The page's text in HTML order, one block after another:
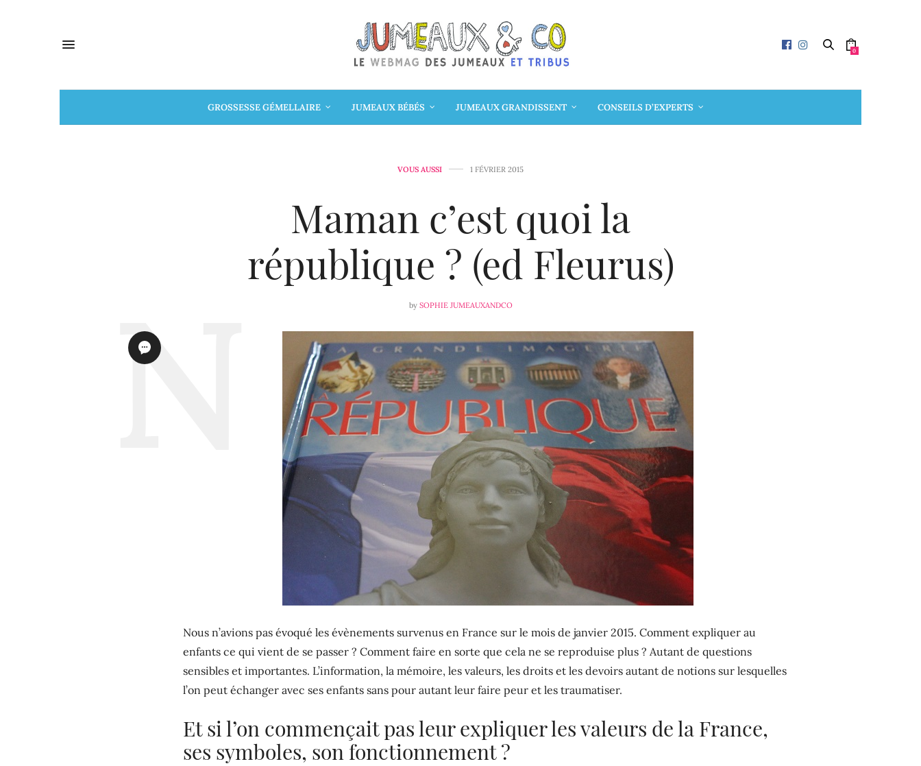
0
GROSSESSE GÉMELLAIRE JUMEAUX BÉBÉS JUMEAUX GRANDISSENT CONSEILS D’EXPERTS
VOUS AUSSI 1 FÉVRIER 2015
Maman c’est quoi la
république ? (ed Fleurus)
by SOPHIE JUMEAUXANDCO
Nous n’avions pas évoqué les évènements survenus en France sur le mois de janvier 2015. Comment expliquer au
enfants ce qui vient de se passer ? Comment faire en sorte que cela ne se reproduise plus ? Autant de questions
sensibles et importantes. L’information, la mémoire, les valeurs, les droits et les devoirs autant de notions sur lesquelles
l’on peut échanger avec ses enfants sans pour autant leur faire peur et les traumatiser.
Et si l’on commençait pas leur expliquer les valeurs de la France,
ses symboles, son fonctionnement ?